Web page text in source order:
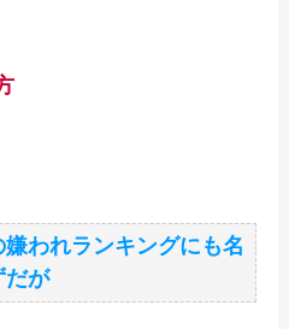
われランキングにも名
だが